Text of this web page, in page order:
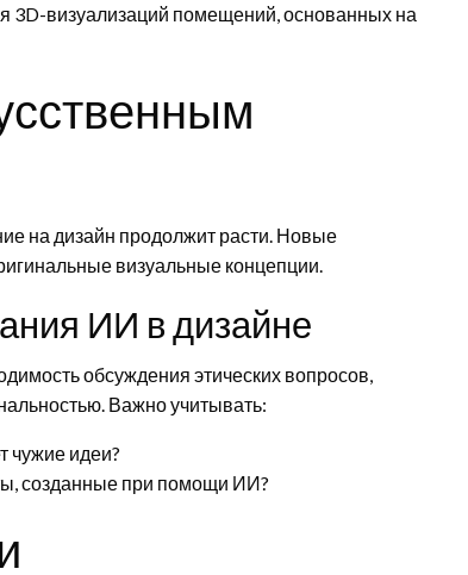
3D-визуализаций помещений, основанных на
на дизайн продолжит расти. Новые
визуальные концепции.
ИИ в дизайне
обсуждения этических вопросов,
Важно учитывать:
чужие идеи?
созданные при помощи ИИ?